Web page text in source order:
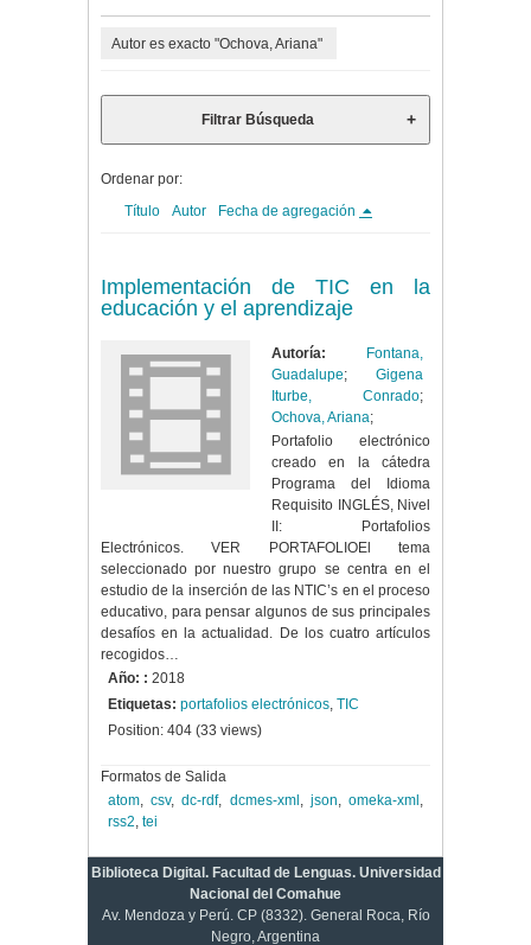
Autor es exacto "Ochova, Ariana"
Filtrar Búsqueda
Ordenar por:
Título
Autor Fecha de agregación
Implementación de TIC en la
educación y el aprendizaje
Autoría:
Fontana,
Guadalupe; Gigena
Iturbe, Conrado;
Ochova, Ariana;
Portafolio electrónico
creado en la cátedra
Programa del Idioma
Requisito INGLÉS, Nivel
II: Portafolios
Electrónicos. VER PORTAFOLIOEl tema
seleccionado por nuestro grupo se centra en el
estudio de la inserción de las NTIC’s en el proceso
educativo, para pensar algunos de sus principales
desafíos en la actualidad. De los cuatro artículos
recogidos…
Año: : 2018
Etiquetas: portafolios electrónicos, TIC
Position: 404 (33 views)
Formatos de Salida
atom,csv,dc-rdf, dcmes-xml , json,omeka-xml ,
rss2, tei
Biblioteca Digital. Facultad de Lenguas. Universidad
Nacional del Comahue
Av. Mendoza y Perú. CP (8332). General Roca, Río
Negro, Argentina